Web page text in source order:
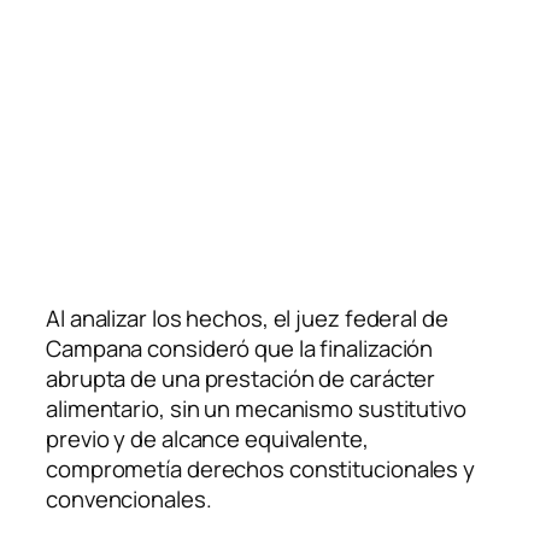
Al analizar los hechos, el juez federal de
Campana consideró que la finalización
abrupta de una prestación de carácter
alimentario, sin un mecanismo sustitutivo
previo y de alcance equivalente,
comprometía derechos constitucionales y
convencionales.